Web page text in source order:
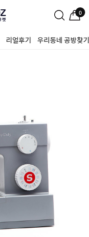
0
리얼후기 우리동네 공방찾기